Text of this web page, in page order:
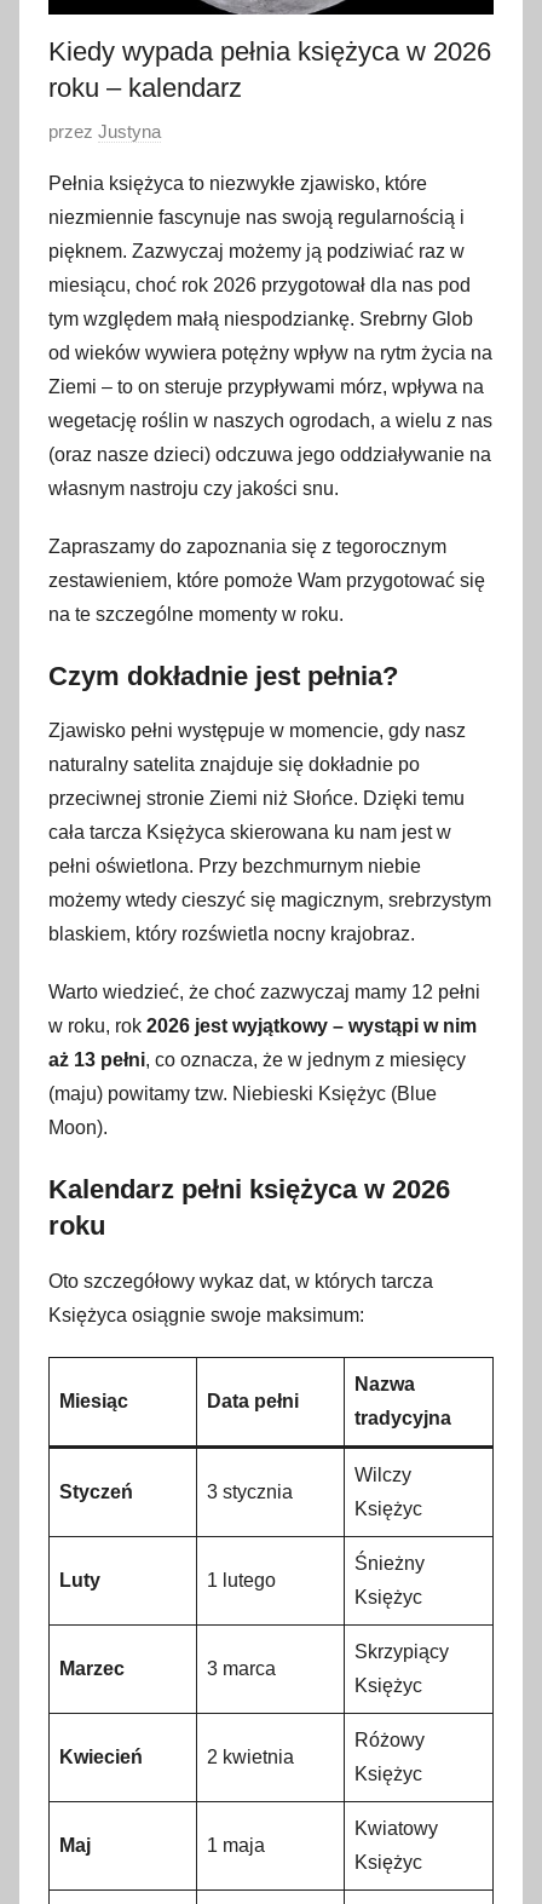
Kiedy wypada pełnia księżyca w 2026
roku – kalendarz
O
u
b
l
i
k
o
w
a
n
4
s
c
n
i
a
2
przez Justyna
Pełnia księżyca to niezwykłe zjawisko, które
niezmiennie fascynuje nas swoją regularnością i
pięknem. Zazwyczaj możemy ją podziwiać raz w
miesiącu, choć rok 2026 przygotował dla nas pod
tym względem małą niespodziankę. Srebrny Glob
od wieków wywiera potężny wpływ na rytm życia na
Ziemi – to on steruje przypływami mórz, wpływa na
wegetację roślin w naszych ogrodach, a wielu z nas
(oraz nasze dzieci) odczuwa jego oddziaływanie na
własnym nastroju czy jakości snu.
Zapraszamy do zapoznania się z tegorocznym
zestawieniem, które pomoże Wam przygotować się
na te szczególne momenty w roku.
Czym dokładnie jest pełnia?
Zjawisko pełni występuje w momencie, gdy nasz
naturalny satelita znajduje się dokładnie po
przeciwnej stronie Ziemi niż Słońce. Dzięki temu
cała tarcza Księżyca skierowana ku nam jest w
pełni oświetlona. Przy bezchmurnym niebie
możemy wtedy cieszyć się magicznym, srebrzystym
blaskiem, który rozświetla nocny krajobraz.
Warto wiedzieć, że choć zazwyczaj mamy 12 pełni
w roku, rok 2026 jest wyjątkowy – wystąpi w nim
aż 13 pełni, co oznacza, że w jednym z miesięcy
(maju) powitamy tzw. Niebieski Księżyc (Blue
Moon).
Kalendarz pełni księżyca w 2026
roku
Oto szczegółowy wykaz dat, w których tarcza
Księżyca osiągnie swoje maksimum:
Miesiąc Data pełni
Nazwa
tradycyjna
Styczeń 3 stycznia
Wilczy
Księżyc
Luty 1 lutego
Śnieżny
Księżyc
Marzec 3 marca
Skrzypiący
Księżyc
Kwiecień 2 kwietnia
Różowy
Księżyc
Maj 1 maja
Kwiatowy
Księżyc